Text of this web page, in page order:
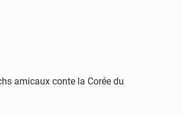
amicaux conte la Corée du